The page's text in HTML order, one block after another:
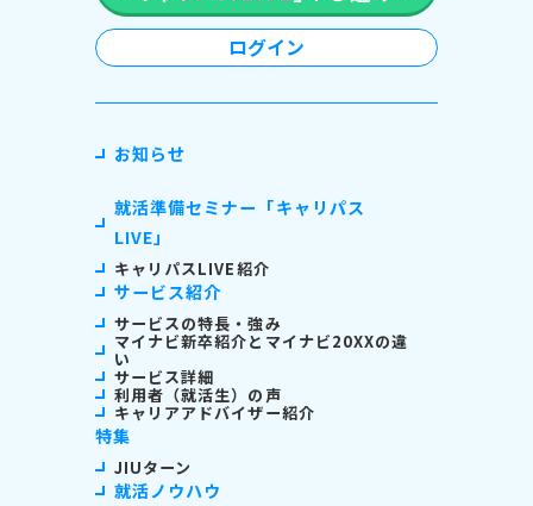
ログイン
お知らせ
就活準備セミナー「キャリパス
LIVE」
キャリパスLIVE紹介
サービス紹介
サービスの特長・強み
マイナビ新卒紹介とマイナビ20XXの違
い
サービス詳細
利用者（就活生）の声
キャリアアドバイザー紹介
特集
JIUターン
就活ノウハウ